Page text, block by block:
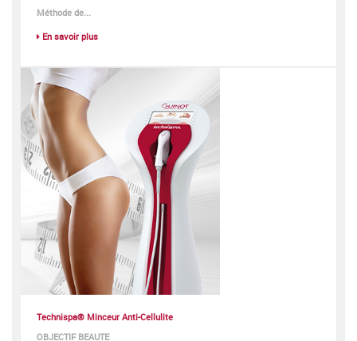
Méthode de...
En savoir plus
Technispa® Minceur Anti-Cellulite
OBJECTIF BEAUTE